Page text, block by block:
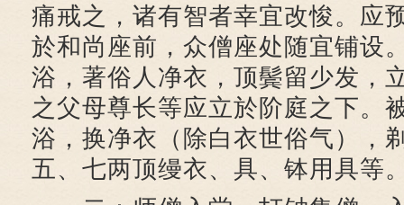
痛戒之，诸有智者幸宜改悛。应
於和尚座前，众僧座处随宜铺设
浴，著俗人净衣，顶鬓留少发，
之父母尊长等应立於阶庭之下。
浴，换净衣（除白衣世俗气），
五、七两顶缦衣、具、钵用具等